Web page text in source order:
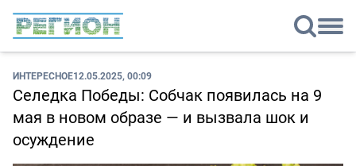
ИНТЕРЕСНОЕ12.05.2025, 00:09
Селедка Победы: Собчак появилась на 9
мая в новом образе — и вызвала шок и
осуждение